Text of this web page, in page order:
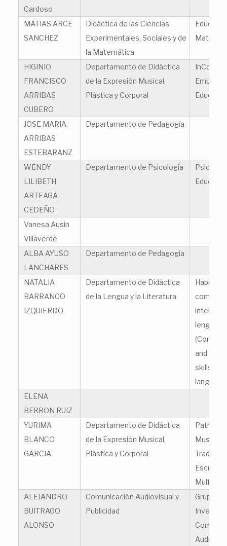
Cardoso
MATIAS ARCE
SANCHEZ
Didáctica de las Ciencias
Experimentales, Sociales y de
la Matemática
HIGINIO
FRANCISCO
ARRIBAS
CUBERO
Departamento de Didáctica
de la Expresión Musical,
Plástica y Corporal
JOSE MARIA
ARRIBAS
ESTEBARANZ
Departamento de Pedagogía
WENDY
LILIBETH
ARTEAGA
CEDEÑO
Departamento de Psicología
Vanesa Ausin
Villaverde
ALBA AYUSO
LANCHARES
Departamento de Pedagogía
NATALIA
BARRANCO
IZQUIERDO
Departamento de Didáctica
de la Lengua y la Literatura
lengua
and
skills in
ELENA
BERRON RUIZ
YURIMA
BLANCO
GARCIA
Departamento de Didáctica
de la Expresión Musical,
Plástica y Corporal
Musical
Escrita y
ALEJANDRO
BUITRAGO
ALONSO
Comunicación Audiovisual y
Publicidad
Grupo de